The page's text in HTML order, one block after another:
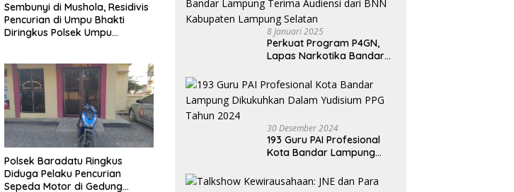
Sembunyi di Mushola, Residivis
Pencurian di Umpu Bhakti
Diringkus Polsek Umpu
Polsek Baradatu Ringkus
Diduga Pelaku Pencurian
Sepeda Motor di Gedung
8 Januari 2025
Perkuat Program P4GN,
Lapas Narkotika Bandar
dari BNN Kabupaten
Lampung Selatan
30 Desember 2024
193 Guru PAI Profesional
Kota Bandar Lampung
Yudisium PPG Tahun 2024